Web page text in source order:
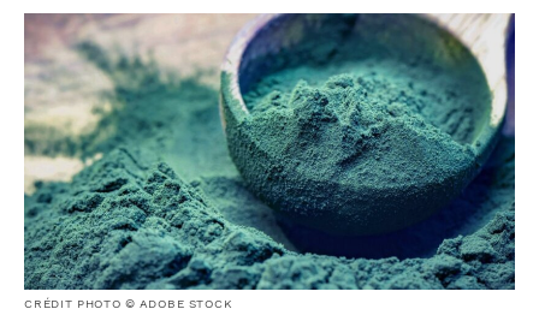
CRÉDIT PHOTO © ADOBE STOCK